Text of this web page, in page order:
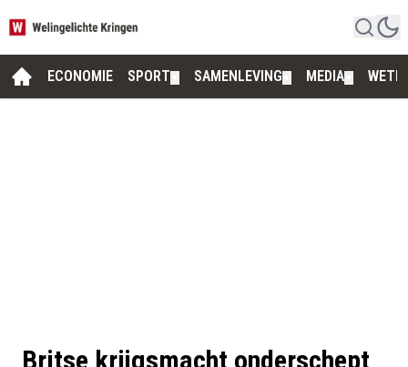
ECONOMIE SPORT SAMENLEVING MEDIA
Britse krijgsmacht onderschept